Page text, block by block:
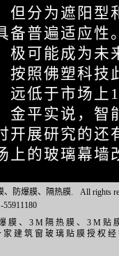
但分为遮阳型
备普遍适应性
极可能成为未
佛塑科技此
远低于市场上
实说，智能
开展研究的
上的玻璃幕墙
、防爆膜、隔热膜.
All rights
55911180
膜、3M隔热膜、3M
建筑窗玻璃贴膜授权